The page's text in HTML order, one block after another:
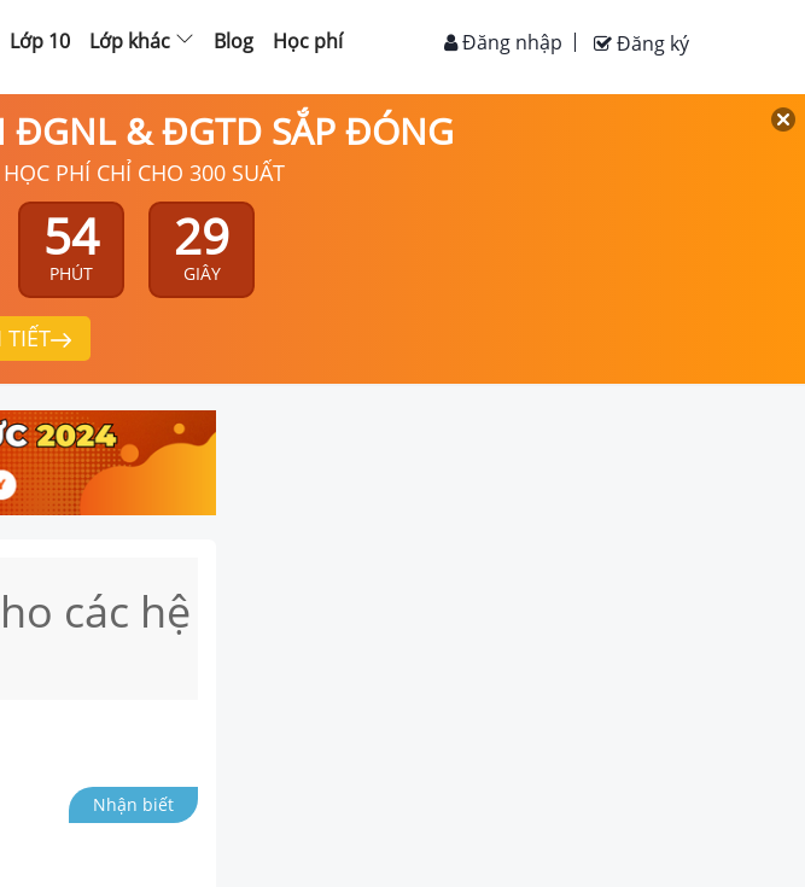
Lớp 10 Lớp khác Blog Học phí Đăng ký
Đăng nhập
ĐGNL & ĐGTD SẮP ĐÓNG
PHÍ CHỈ CHO 300 SUẤT
54
PHÚT
28
GIÂY
TIẾT
các hệ
Nhận biết